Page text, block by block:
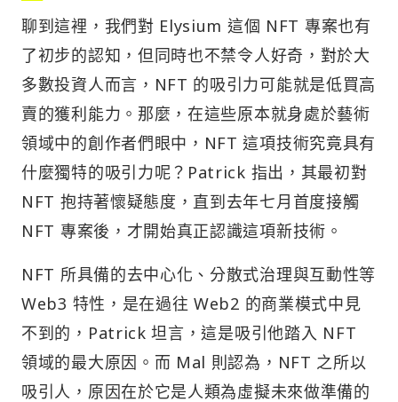
聊到這裡，我們對 Elysium 這個 NFT 專案也有
了初步的認知，但同時也不禁令人好奇，對於大
多數投資人而言，NFT 的吸引力可能就是低買高
賣的獲利能力。那麼，在這些原本就身處於藝術
領域中的創作者們眼中，NFT 這項技術究竟具有
什麼獨特的吸引力呢？Patrick 指出，其最初對
NFT 抱持著懷疑態度，直到去年七月首度接觸
NFT 專案後，才開始真正認識這項新技術。
NFT 所具備的去中心化、分散式治理與互動性等
Web3 特性，是在過往 Web2 的商業模式中見
不到的，Patrick 坦言，這是吸引他踏入 NFT
領域的最大原因。而 Mal 則認為，NFT 之所以
吸引人，原因在於它是人類為虛擬未來做準備的